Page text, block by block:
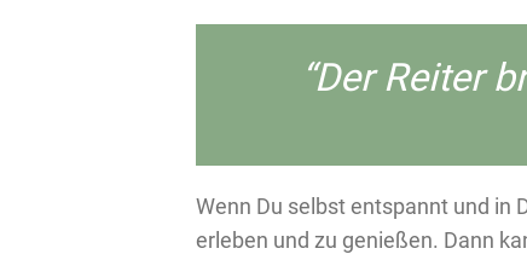
“Der Reiter
Wenn Du selbst entspannt und in
erleben und zu genießen. Dann